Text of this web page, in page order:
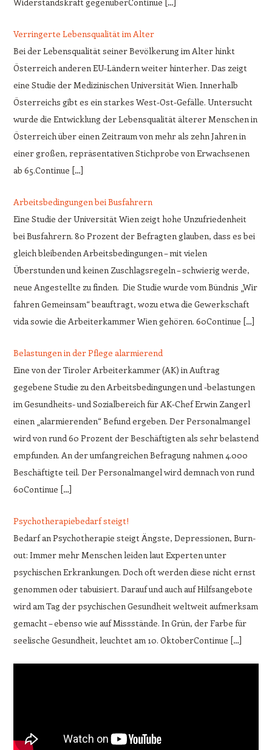
Verringerte Lebensqualität im Alter
Bei der Lebensqualität seiner Bevölkerung im Alter hinkt
Österreich anderen EU-Ländern weiter hinterher. Das zeigt
eine Studie der Medizinischen Universität Wien. Innerhalb
Österreichs gibt es ein starkes West-Ost-Gefälle. Untersucht
wurde die Entwicklung der Lebensqualität älterer Menschen in
Österreich über einen Zeitraum von mehr als zehn Jahren in
einer großen, repräsentativen Stichprobe von Erwachsenen
ab 65.Continue […]
Arbeitsbedingungen bei Busfahrern
Eine Studie der Universität Wien zeigt hohe Unzufriedenheit
bei Busfahrern. 80 Prozent der Befragten glauben, dass es bei
gleich bleibenden Arbeitsbedingungen – mit vielen
Überstunden und keinen Zuschlagsregeln – schwierig werde,
neue Angestellte zu finden. Die Studie wurde vom Bündnis „Wir
fahren Gemeinsam“ beauftragt, wozu etwa die Gewerkschaft
vida sowie die Arbeiterkammer Wien gehören. 60Continue […]
Belastungen in der Pflege alarmierend
Eine von der Tiroler Arbeiterkammer (AK) in Auftrag
gegebene Studie zu den Arbeitsbedingungen und -belastungen
im Gesundheits- und Sozialbereich für AK-Chef Erwin Zangerl
einen „alarmierenden“ Befund ergeben. Der Personalmangel
wird von rund 60 Prozent der Beschäftigten als sehr belastend
empfunden. An der umfangreichen Befragung nahmen 4.000
Beschäftigte teil. Der Personalmangel wird demnach von rund
60Continue […]
Psychotherapiebedarf steigt!
Bedarf an Psychotherapie steigt Ängste, Depressionen, Burn-
out: Immer mehr Menschen leiden laut Experten unter
psychischen Erkrankungen. Doch oft werden diese nicht ernst
genommen oder tabuisiert. Darauf und auch auf Hilfsangebote
wird am Tag der psychischen Gesundheit weltweit aufmerksam
gemacht – ebenso wie auf Missstände. In Grün, der Farbe für
seelische Gesundheit, leuchtet am 10. OktoberContinue […]